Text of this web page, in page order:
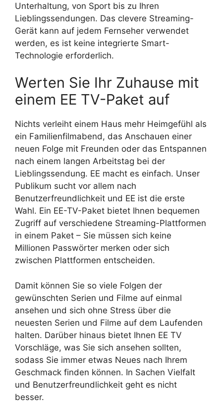
Unterhaltung, von Sport bis zu Ihren
Lieblingssendungen. Das clevere Streaming-
Gerät kann auf jedem Fernseher verwendet
werden, es ist keine integrierte Smart-
Technologie erforderlich.
Werten Sie Ihr Zuhause mit
einem EE TV-Paket auf
Nichts verleiht einem Haus mehr Heimgefühl als
ein Familienfilmabend, das Anschauen einer
neuen Folge mit Freunden oder das Entspannen
nach einem langen Arbeitstag bei der
Lieblingssendung. EE macht es einfach. Unser
Publikum sucht vor allem nach
Benutzerfreundlichkeit und EE ist die erste
Wahl. Ein EE-TV-Paket bietet Ihnen bequemen
Zugriff auf verschiedene Streaming-Plattformen
in einem Paket – Sie müssen sich keine
Millionen Passwörter merken oder sich
zwischen Plattformen entscheiden.
Damit können Sie so viele Folgen der
gewünschten Serien und Filme auf einmal
ansehen und sich ohne Stress über die
neuesten Serien und Filme auf dem Laufenden
halten. Darüber hinaus bietet Ihnen EE TV
Vorschläge, was Sie sich ansehen sollten,
sodass Sie immer etwas Neues nach Ihrem
Geschmack finden können. In Sachen Vielfalt
und Benutzerfreundlichkeit geht es nicht
besser.